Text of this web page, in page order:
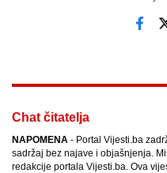
Chat čitatelja
NAPOMENA - Portal Vijesti.ba
sadržaj bez najave i objašnjenja.
redakcije portala Vijesti.ba. Ova